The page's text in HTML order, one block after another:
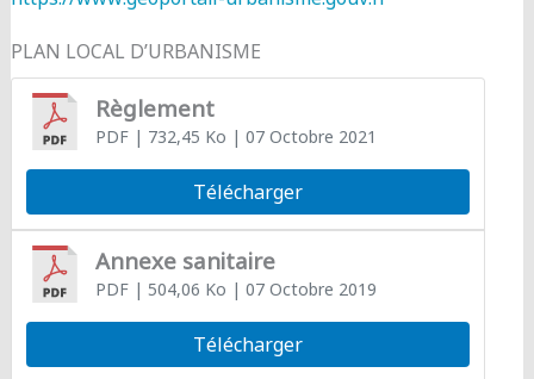
PLAN LOCAL D’URBANISME
Règlement
PDF| 732,45 Ko | 07 Octobre 2021
Télécharger
Annexe sanitaire
PDF| 504,06 Ko | 07 Octobre 2019
Télécharger